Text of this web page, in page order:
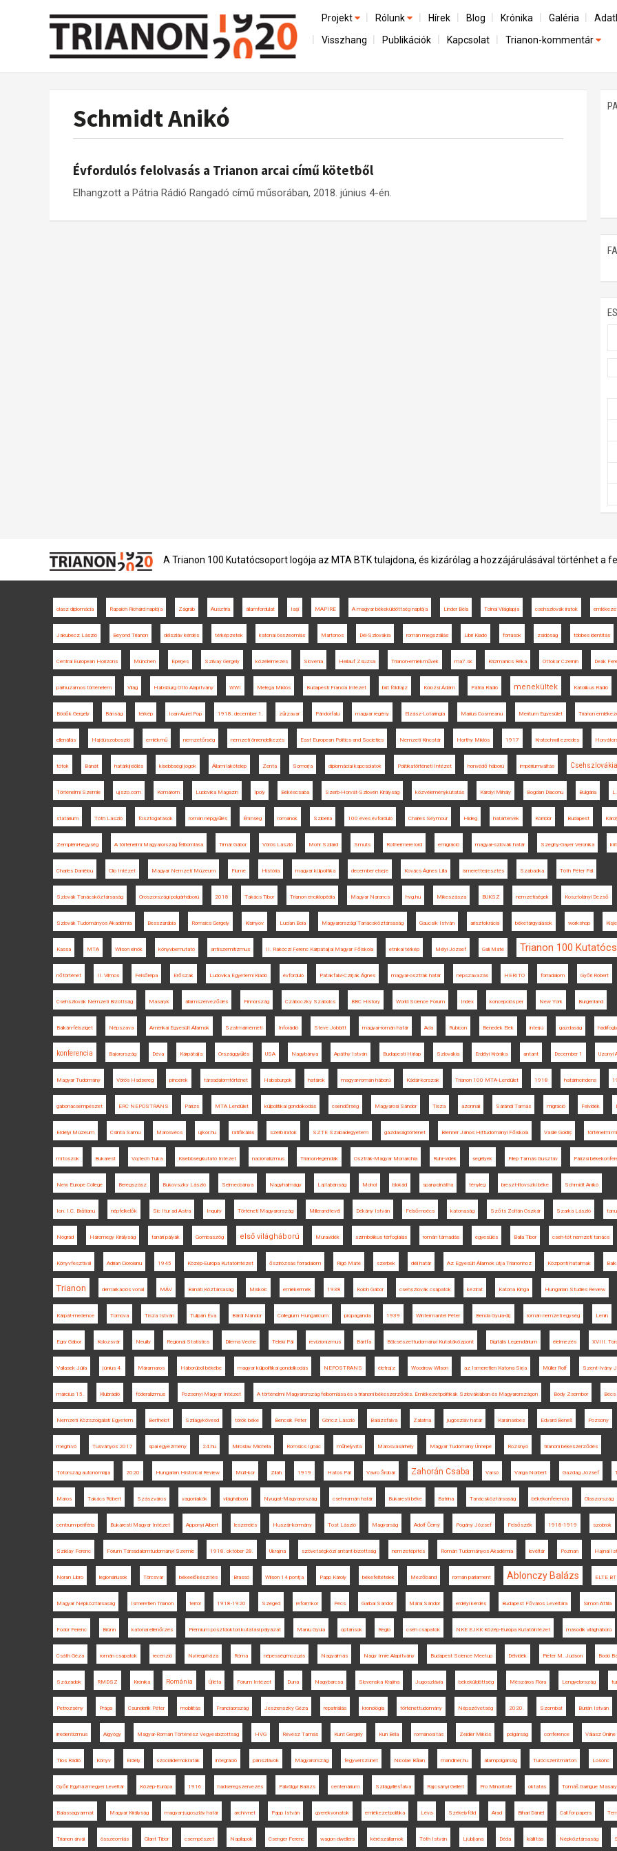
Projekt
Előzmények
Az összeomlás és a magyar társadalom
Utókor és emlékezet
Rólunk
A kutatócsoport működéséről
Hírek Blog Krónika Galéria
Visszhang Publikációk Kapcsolat Trianon-kommentár
Schmidt Anikó
Évfordulós felolvasás a Trianon arcai című kötetből
Elhangzott a Pátria Rádió Rangadó című műsorában, 2018. június 4-én.
A Trianon 100 Kutatócsoport logója az MTA BTK tulajdona, és kizárólag a hozzájárulásával történhet a
olasz diplomácia Rapaich Richárd naplója Zágráb Ausztria államfordulat Iaşi MAPIRE A magyar békeküldöttség naplója Linder Béla Tolnai Világlapja csehszlovák iratok
Jakubecz László Beyond Trianon délszláv kérdés térképzetek katonai összeomlás Martonos Dél-Szlovákia román megszállás Libri Kiadó források zsidóság többes identitás
Central European Horizons München Eperjes Szilvay Gergely közélelmezés Slovenia Heilauf Zsuzsa Trianon-emlékművek ma7.sk Krizmanics Réka Ottokar Czernin Deák
párhuzamos történelem Világ Habsburg Ottó Alapítvány WWI Melega Miklós Budapesti Francia Intézet brit földrajz Kolozsi Ádám Pátria Rádió menekültek Katolikus Rádió
Bödők Gergely Bánság térkép Ioan-Aurel Pop 1918. december 1. zűrzavar Pándorfalu magyar regény Elzász-Lotaringia Marius Cosmeanu Meritum Egyesület Trianon
ellenállás Hajdúszoboszló emlékmű nemzetőrség nemzeti önrendelkezés East European Politics and Societies Nemzeti Kincstár Horthy Miklós 1917 Kratochwill ezredes
tótok Bánát határkijelölés kisebbségi jogok Állami lakótelep Zenta Somorja diplomáciai kapcsolatok Politikatörténeti Intézet honvédő háború impériumváltás Csehszlovákia
Történelmi Szemle ujszo.com Komárom Ludovika Magazin Ipoly Békéscsaba Szerb-Horvát-Szlovén Királyság közvéleménykutatás Károlyi Mihály Bogdan Diaconu Bulgária
statárium Tóth László fosztogatások román népgyűlés Éhínség románok Szibéria 100 éves évforduló Charles Seymour Hideg határtervek Korridor Budapest
Zempléni-hegység A történelmi Magyarország felbomlása Timár Gábor Vörös László Mohr Szilárd Smuts Rothermere lord emigráció magyar-szlovák határ Szeghy-Gayer Veronika
Charles Daniélou Clio Intézet Magyar Nemzeti Múzeum Fiume História magyar külpolitika december elseje Kovács Ágnes Lilla ismeretterjesztés Szabadka Tóth Péter Pál
Szlovák Tanácsköztársaság Oroszországi polgárháború 2018 Takács Tibor Trianon enciklopédia Magyar Narancs hvg.hu Mikeszásza BUKSZ nemzetiségek Kosztolányi Dezső
Szlovák Tudományos Akadémia Besszarábia Romsics Gergely Kisinyov Lucian Boia Magyarországi Tanácsköztársaság Gaucsík István arisztokrácia béketárgyalások workshop
Kassa MTA Wilson elnök könyvbemutató antiszemitizmus II. Rákóczi Ferenc Kárpátaljai Magyar Főiskola etnikai térkép Mélyi József Gali Máté Trianon 100
nőtörténet II. Vilmos Felsőrépa Erőszak Ludovika Egyetemi Kiadó évforduló Patakfalvi-Czirják Ágnes magyar-osztrák határ népszavazás HERITO forradalom Győri Róbert
Csehszlovák Nemzeti Bizottság Masaryk államszerveződés Finnország Czáboczky Szabolcs BBC History World Science Forum Index koncepciós per New York Burgenland
Balkán-félsziget Népszava Amerikai Egyesült Államok Szatmárnémeti Inforádió Steve Jobbitt magyar-román határ Ada Rubicon Benedek Elek interjú gazdaság
konferencia Bajorország Déva Kárpátalja Országgyűlés USA Nagybánya Apáthy István Budapesti Hírlap Szlovákia Erdélyi Krónika antant December 1 Uzonyi
Magyar Tudomány Vörös Hadsereg pincérek társadalomtörténet Habsburgok határok magyar-román háború Kádár-korszak Trianon 100 MTA-Lendület 1918 határincindens
gabonacsempészet ERC NEPOSTRANS Párizs MTA Lendület külpolitikai gondolkodás csendőrség Magyarosi Sándor Tisza azonnali Sárándi Tamás migráció Felvidék
Erdélyi Múzeum Csinta Samu Marosvécs ujkor.hu ratifikálás szerb iratok SZTE Szabadegyetem gazdaságtörténet Brenner János Hittudományi Főiskola Vasile Goldiș történelmi
mítoszok Bukarest Vojtech Tuka Kisebbségkutató Intézet nacionalizmus Trianon-legendák Osztrák-Magyar Monarchia Ruhr-vidék segélyek Filep Tamás Gusztáv Párizsi
New Europe College Beregszász Bukovszky László Selmecbánya Nagyhalmágy Lajtabánság Mohol blokád spanyolnátha tényleg breszt-litovszki béke Schmidt Anikó
Ion. I.C. Brătianu népfelkelők Sic Itur ad Astra Inquiry Történeti Magyarország Millerand-levél Dékány István Felsőmoécs katonaság Szőts Zoltán Oszkár Szarka László
Nógrád Háromegy Királyság tanári pályák Gombaszög első világháború Muravidék szimbolikus térfoglalás román támadás egyesülés Balla Tibor cseh-tót nemzeti tanács
Könyvfesztivál Adrian Cioroianu 1945 Közép-Európa Kutatóintézet őszirózsás forradalom Rigó Máté szerbek déli határ Az Egyesült Államok útja Trianonhoz Központi hatalmak
Trianon demarkációs vonal MÁV Bánáti Köztársaság Miskolc emlékérmék 1938 Koloh Gábor csehszlovák csapatok kézirat Katona Kinga Hungarian Studies Review
Kárpát-medence Tornova Tisza István Tulipán Éva Bárdi Nándor Collegium Hungaricum propaganda 1939 Wintermantel Péter Benda Gyula-díj román nemzeti egység Lenin
Egry Gábor Kolozsvár Neuilly Regional Statistics Dilema Veche Teleki Pál revizionizmus Bártfa Bölcsészettudományi Kutatóközpont Digitális Legendárium élelmezés XVIII.
Vallasek Júlia június 4. Máramaros Háborúból békébe magyar külpolitikai gondolkodás NEPOSTRANS életrajz Woodrow Wilson az Ismeretlen Katona Sírja Müller Rolf Szent-Ivány
március 15. Klubrádió föderalizmus Pozsonyi Magyar Intézet A történelmi Magyarország felbomlása és a trianoni békeszerződés. Emlékezetpolitikák Szlovákiában és Magyarországon Bódy Zsombor Bécs
Nemzeti Közszolgálati Egyetem Berthelot Szilágykövesd török béke Bencsik Péter Göncz László Balázsfalva Zalatna jugoszláv határ Karánsebes Edvard Beneš Pozsony
meghívó Tusványos 2017 spai egyezmény 24.hu Miroslav Michela Romsics Ignác műhelyvita Marosvásárhely Magyar Tudomány Ünnepe Rozsnyó trianoni békeszerződés
Tótország autonómiája 2020 Hungarian Historical Review Múlt-kor Zilah 1919 Hatos Pál Vavro Šrobár Zahorán Csaba Varsó Varga Norbert Gazdag József
Maros Takács Róbert Szászváros vagonlakók világháború Nyugat-Magyarország cseh-román határ Bukaresti béke Batrina Tanácsköztársaság békekonferencia Olaszország
centrum-periféria Bukaresti Magyar Intézet Apponyi Albert leszerelés Huszár-kormány Tost László Magyarság Adolf Černý Pogány József Felsőszék 1918-1919 szobrok
Sziklay Ferenc Fórum Társadalomtudományi Szemle 1918. október 28. Ukrajna szövetségközi antant-bizottság nemzetépítés Román Tudományos Akadémia levéltár Poznan Hajnal
Noran Libro legionáriusok Törcsvár békeelőkészítés Brassó Wilson 14 pontja Papp Károly békefeltételek Mezőbánd román parlament Ablonczy Balázs ELTE
Magyar Népköztársaság Ismeretlen Trianon terror 1918-1920 Szeged reformkor Pécs Garbai Sándor Márai Sándor erdélyi kérdés Budapest Főváros Levéltára Simon Attila
Fodor Ferenc Brünn katonai ellenőrzés Prémium posztdoktori kutatási pályázat Maniu Gyula optánsok Regio cseh csapatok NKE EJKK Közép-Európa Kutatóintézet második világháború
Csáth Géza román csapatok recenzió Nyíregyháza Róma népességmozgás Nagyalmás Nagy Imre Alapítvány Budapest Science Meetup Délvidék Pieter M. Judson Bodó
Századok RMDSZ Krónika Románia Újléta Fórum Intézet Duna Nagybarcsa Slovenska Krajina Jugoszlávia békeküldöttség Mészáros Flóra Lengyelország
Petrozsény Prága Csunderlik Péter mobilitás Franciaország Jeszenszky Géza repatriálás kronológia történettudomány Népszövetség 2020. Szombat Burián István
irredentizmus Algyógy Magyar-Román Történész Vegyesbizottság HVG Révész Tamás Kunt Gergely Kun Béla románosítás Zeidler Miklós polgárság conference Válasz Online
Tilos Rádió Könyv Erdély szociáldemokraták integráció pánszlávok Magyarország fegyverszünet Nicolae Bălan mandiner.hu állampolgárság Turócszentmárton Losonc
Győri Egyházmegyei Levéltár Közép-Európa 1916 hadseregszervezés Pálvölgyi Balázs centenárium Szilágyillésfalva Rajcsányi Gellért Pro Minoritate oktatás Tomáš Garrigue
Balassagyarmat Magyar Királyság magyar-jugoszláv határ archívnet Papp István gyerekvonatok emlékezetpolitika Léva Székelyföld Arad Bihari Dániel Call for papers
Trianon árvái összeomlás Glant Tibor csempészet Napilapok Csenger Ferenc wagon dwellers kérészállamok Tóth István Ljubljana Déda kiállítás Népköztársaság